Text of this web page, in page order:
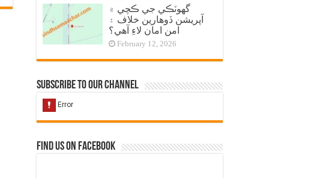
گهوٽڪي جي ڪچي ۾
آپريشن ڏوهارين خلاف ۽
امن امان لاءِ آهي؟
February 12, 2026
Subscribe to our Channel
Find us on Facebook